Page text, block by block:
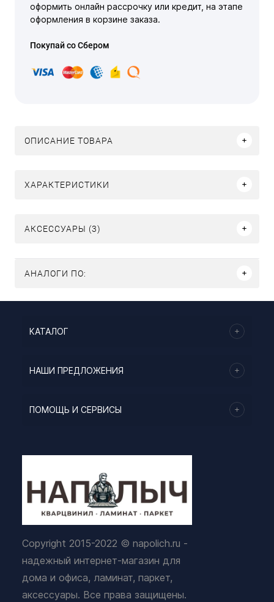
оформить онлайн рассрочку или кредит, на этапе
оформления в корзине заказа.
Покупай со Сбером
ОПИСАНИЕ ТОВАРА
ХАРАКТЕРИСТИКИ
АКСЕССУАРЫ (3)
АНАЛОГИ ПО:
КАТАЛОГ
НАШИ ПРЕДЛОЖЕНИЯ
ПОМОЩЬ И СЕРВИСЫ
Copyright 2015-2022 © napolich.ru -
надежный интернет-магазин для
дома и офиса, ламинат, паркет,
аксессуары. Все права защищены.